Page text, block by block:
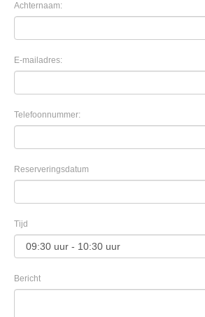
Achternaam:
E-mailadres:
Telefoonnummer:
Reserveringsdatum
Tijd
Bericht